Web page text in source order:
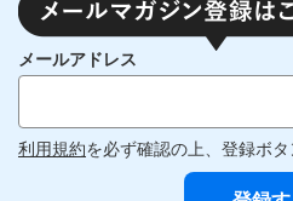
メールアドレス
利用規約を必ず確認の上、登録ボタ